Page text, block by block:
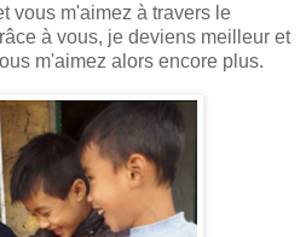
vous m'aimez à travers le
à vous, je deviens meilleur et
m'aimez alors encore plus.